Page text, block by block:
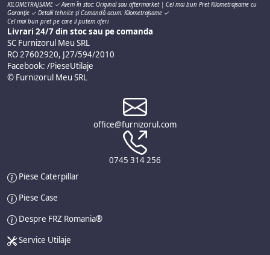
KILOMETRAJSAME ✓ Avem în stoc: Original sau aftermarket | Cel mai bun Pret Kilometrajsame cu
Garanție ✓ Detalii tehnice și Comandă acum: Kilometrajsame ✓
Cel mai bun pret pe care il putem oferi
Livrari 24/7 din stoc sau pe comanda
SC Furnizorul Meu SRL
RO 27602920, J27/594/2010
Facebook: /PieseUtilaje
© Furnizorul Meu SRL
office@furnizorul.com
0745 314 256
Piese Caterpillar
Piese Case
Despre FRZ Romania®
Service Utilaje